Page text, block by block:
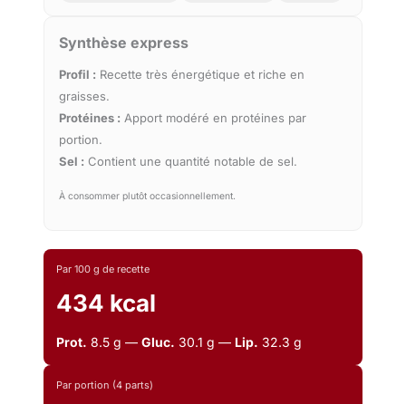
Synthèse express
Profil : Recette très énergétique et riche en
graisses.
Protéines : Apport modéré en protéines par
portion.
Sel : Contient une quantité notable de sel.
À consommer plutôt occasionnellement.
Par 100 g de recette
434 kcal
Prot. 8.5 g — Gluc. 30.1 g — Lip. 32.3 g
Par portion (4 parts)